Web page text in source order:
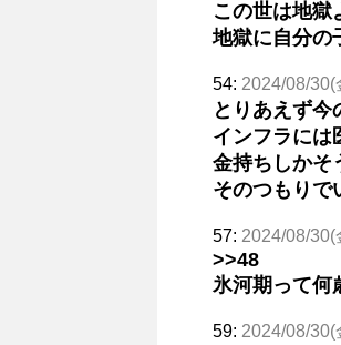
この世は地獄
地獄に自分の
54: 2024/08/30(
とりあえず
インフラには
金持ちしかそ
そのつもりで
57: 2024/08/30(
>>48
氷河期って何
59: 2024/08/30(